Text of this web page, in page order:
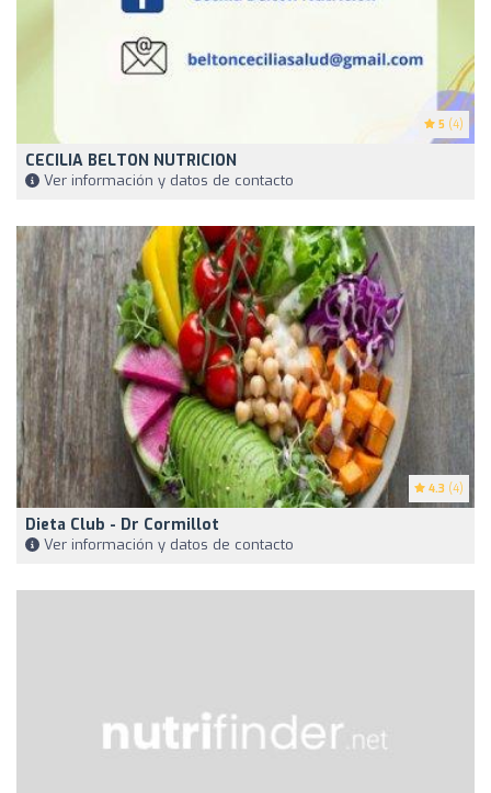
5 (4)
CECILIA BELTON NUTRICION
Ver información y datos de contacto
4.3 (4)
Dieta Club - Dr Cormillot
Ver información y datos de contacto